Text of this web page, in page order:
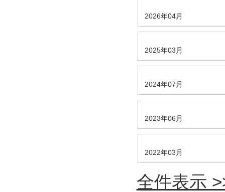
2026年04月
2025年03月
2024年07月
2023年06月
2022年03月
全件表示